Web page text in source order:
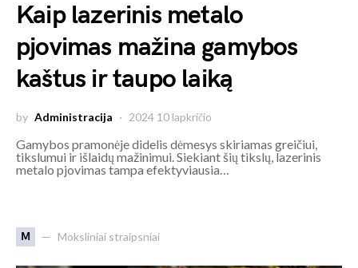
Kaip lazerinis metalo
pjovimas mažina gamybos
kaštus ir taupo laiką
by Administracija 2024 10 lapkričio
Gamybos pramonėje didelis dėmesys skiriamas greičiui,
tikslumui ir išlaidų mažinimui. Siekiant šių tikslų, lazerinis
metalo pjovimas tampa efektyviausia…
M Moksliniai straipsniai